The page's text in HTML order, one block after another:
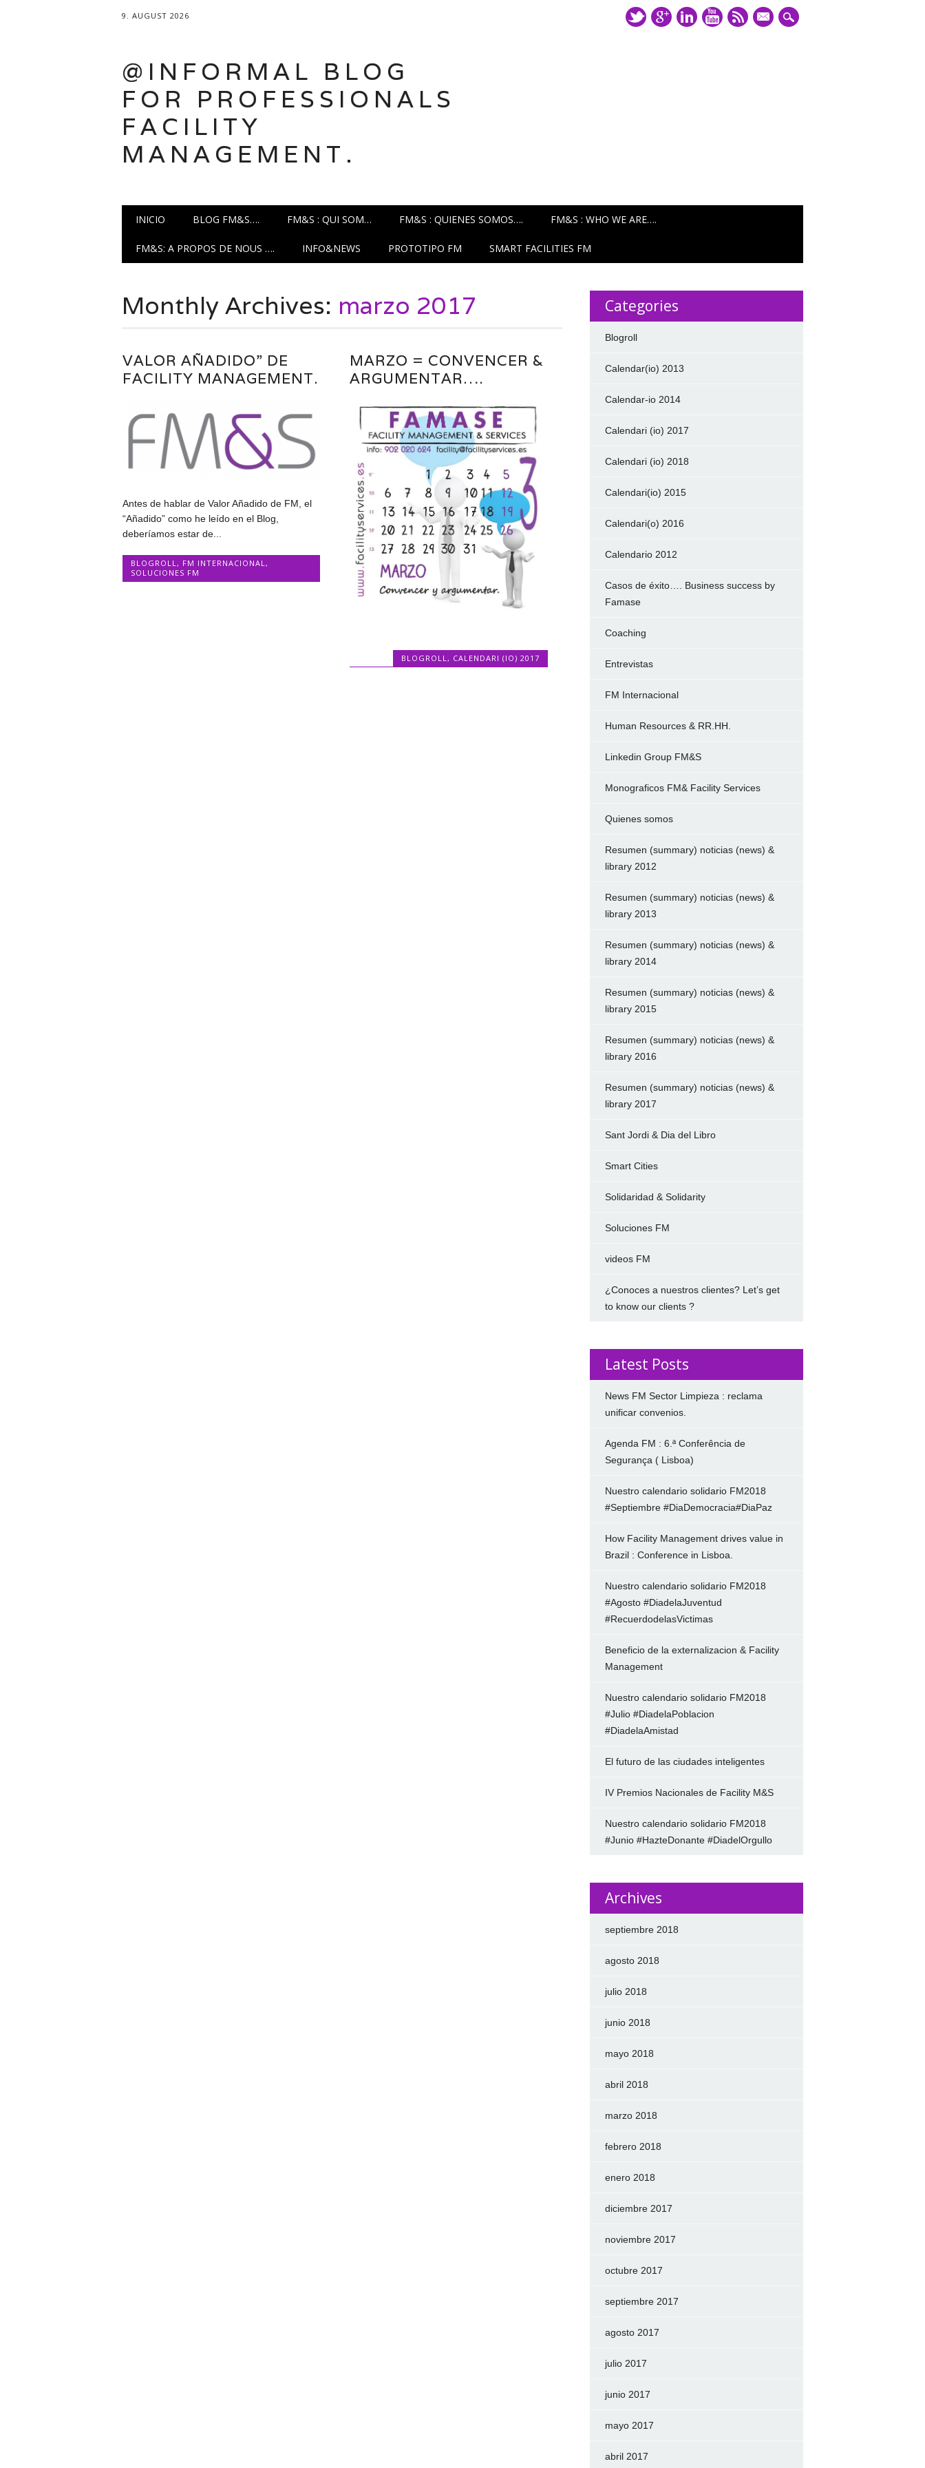
9. AUGUST 2026
mail
@INFORMAL BLOG
FOR PROFESSIONALS
FACILITY
MANAGEMENT.
Main menu
INICIO BLOG FM&S…. FM&S : QUI SOM… FM&S : QUIENES SOMOS…. FM&S : WHO WE ARE….
FM&S: A PROPOS DE NOUS …. INFO&NEWS PROTOTIPO FM SMART FACILITIES FM
Monthly Archives: marzo 2017
VALOR AÑADIDO” DE
FACILITY MANAGEMENT.
Antes de hablar de Valor Añadido de FM, el
“Añadido” como he leído en el Blog,
deberíamos estar de...
BLOGROLL , FM INTERNACIONAL ,
SOLUCIONES FM
MARZO = CONVENCER &
ARGUMENTAR….
BLOGROLL , CALENDARI (IO) 2017
Categories
Blogroll
Calendar(io) 2013
Calendar-io 2014
Calendari (io) 2017
Calendari (io) 2018
Calendari(io) 2015
Calendari(o) 2016
Calendario 2012
Casos de éxito…. Business success by
Famase
Coaching
Entrevistas
FM Internacional
Human Resources & RR.HH.
Linkedin Group FM&S
Monograficos FM& Facility Services
Quienes somos
Resumen (summary) noticias (news) &
library 2012
Resumen (summary) noticias (news) &
library 2013
Resumen (summary) noticias (news) &
library 2014
Resumen (summary) noticias (news) &
library 2015
Resumen (summary) noticias (news) &
library 2016
Resumen (summary) noticias (news) &
library 2017
Sant Jordi & Dia del Libro
Smart Cities
Solidaridad & Solidarity
Soluciones FM
videos FM
¿Conoces a nuestros clientes? Let’s get
to know our clients ?
Latest Posts
News FM Sector Limpieza : reclama
unificar convenios.
Agenda FM : 6.ª Conferência de
Segurança ( Lisboa)
Nuestro calendario solidario FM2018
#Septiembre #DiaDemocracia#DiaPaz
How Facility Management drives value in
Brazil : Conference in Lisboa.
Nuestro calendario solidario FM2018
#Agosto #DiadelaJuventud
#RecuerdodelasVictimas
Beneficio de la externalizacion & Facility
Management
Nuestro calendario solidario FM2018
#Julio #DiadelaPoblacion
#DiadelaAmistad
El futuro de las ciudades inteligentes
IV Premios Nacionales de Facility M&S
Nuestro calendario solidario FM2018
#Junio #HazteDonante #DiadelOrgullo
Archives
septiembre 2018
agosto 2018
julio 2018
junio 2018
mayo 2018
abril 2018
marzo 2018
febrero 2018
enero 2018
diciembre 2017
noviembre 2017
octubre 2017
septiembre 2017
agosto 2017
julio 2017
junio 2017
mayo 2017
abril 2017